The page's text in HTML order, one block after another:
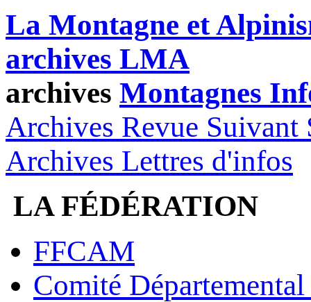
La Montagne et
archives LMA
archives Montagnes
Archives Revue Suivant
Archives Lettres d'infos
LA FÉDÉRATION
FFCAM
Comité